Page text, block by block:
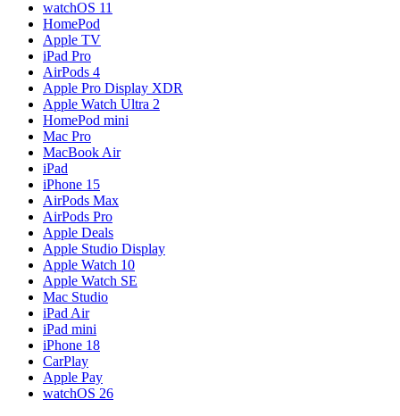
watchOS 11
HomePod
Apple TV
iPad Pro
AirPods 4
Apple Pro Display XDR
Apple Watch Ultra 2
HomePod mini
Mac Pro
MacBook Air
iPad
iPhone 15
AirPods Max
AirPods Pro
Apple Deals
Apple Studio Display
Apple Watch 10
Apple Watch SE
Mac Studio
iPad Air
iPad mini
iPhone 18
CarPlay
Apple Pay
watchOS 26